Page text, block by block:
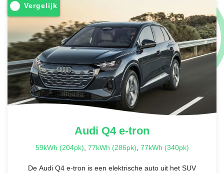
Vergelijk
Audi Q4 e-tron
59kWh (204pk) 77kWh (286pk) 77kWh (340pk)
De Audi Q4 e-tron is een elektrische auto uit het SUV